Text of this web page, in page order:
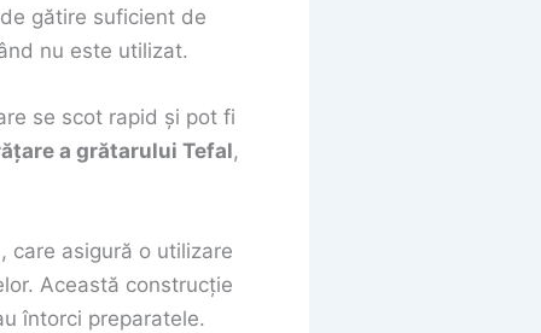
gătire suficient de
nu este utilizat.
se scot rapid și pot fi
a grătarului Tefal,
care asigură o utilizare
Această construcție
întorci preparatele.